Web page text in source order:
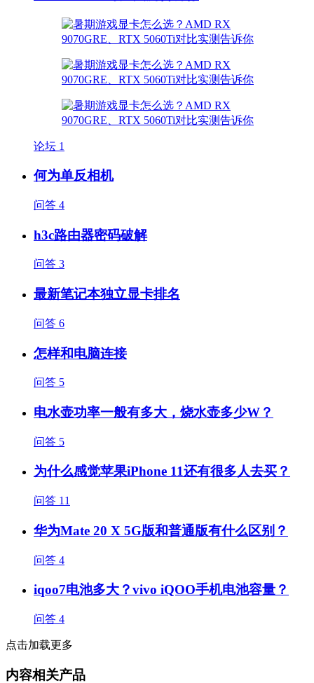
论坛 1
何为单反相机
问答 4
h3c路由器密码破解
问答 3
最新笔记本独立显卡排名
问答 6
怎样和电脑连接
问答 5
电水壶功率一般有多大，烧水壶多少W？
问答 5
为什么感觉苹果iPhone 11还有很多人去买？
问答 11
华为Mate 20 X 5G版和普通版有什么区别？
问答 4
iqoo7电池多大？vivo iQOO手机电池容量？
问答 4
点击加载更多
内容相关产品